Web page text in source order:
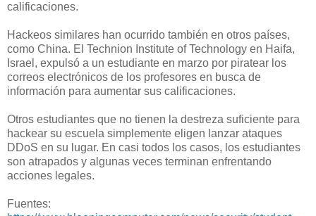
calificaciones.
Hackeos similares han ocurrido también en otros países,
como China. El Technion Institute of Technology en Haifa,
Israel, expulsó a un estudiante en marzo por piratear los
correos electrónicos de los profesores en busca de
información para aumentar sus calificaciones.
Otros estudiantes que no tienen la destreza suficiente para
hackear su escuela simplemente eligen lanzar ataques
DDoS en su lugar. En casi todos los casos, los estudiantes
son atrapados y algunas veces terminan enfrentando
acciones legales.
Fuentes: